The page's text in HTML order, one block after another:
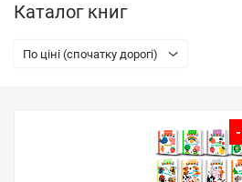
Каталог книг
По ціні (спочатку дорогі)